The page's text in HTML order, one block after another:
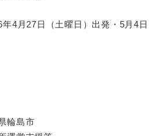
4月27日（土曜日）出発・5月4日
輪島市